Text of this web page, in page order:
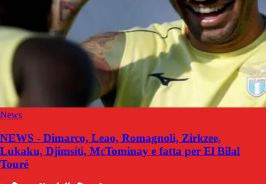
News
NEWS - Dimarco, Leao, Romagnoli, Zirkzee,
Lukaku, Djimsiti, McTominay e fatta per El Bilal
Touré